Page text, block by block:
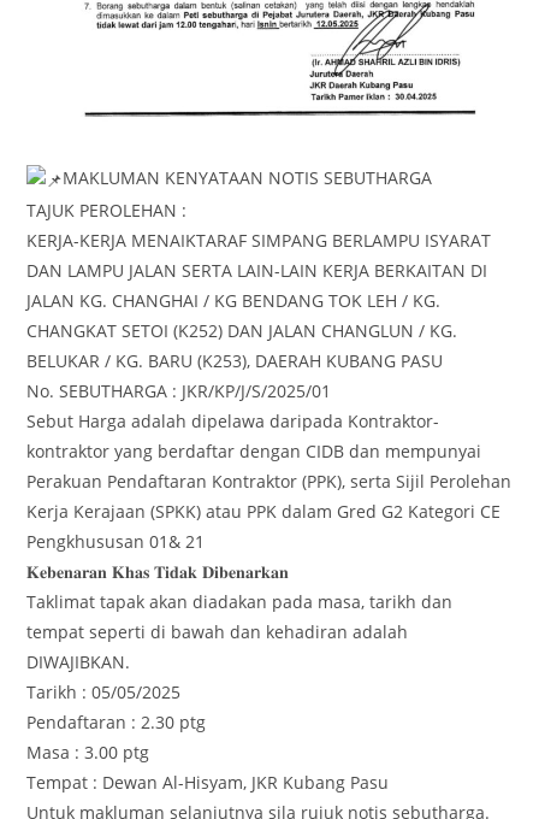
MAKLUMAN KENYATAAN NOTIS SEBUTHARGA
TAJUK PEROLEHAN :
KERJA-KERJA MENAIKTARAF SIMPANG BERLAMPU ISYARAT
DAN LAMPU JALAN SERTA LAIN-LAIN KERJA BERKAITAN DI
JALAN KG. CHANGHAI / KG BENDANG TOK LEH / KG.
CHANGKAT SETOI (K252) DAN JALAN CHANGLUN / KG.
BELUKAR / KG. BARU (K253), DAERAH KUBANG PASU
No. SEBUTHARGA : JKR/KP/J/S/2025/01
Sebut Harga adalah dipelawa daripada Kontraktor-
kontraktor yang berdaftar dengan CIDB dan mempunyai
Perakuan Pendaftaran Kontraktor (PPK), serta Sijil Perolehan
Kerja Kerajaan (SPKK) atau PPK dalam Gred G2 Kategori CE
Pengkhususan 01& 21
𝐊𝐞𝐛𝐞𝐧𝐚𝐫𝐚𝐧 𝐊𝐡𝐚𝐬 𝐓𝐢𝐝𝐚𝐤 𝐃𝐢𝐛𝐞𝐧𝐚𝐫𝐤𝐚𝐧
Taklimat tapak akan diadakan pada masa, tarikh dan
tempat seperti di bawah dan kehadiran adalah
DIWAJIBKAN.
Tarikh : 05/05/2025
Pendaftaran : 2.30 ptg
Masa : 3.00 ptg
Tempat : Dewan Al-Hisyam, JKR Kubang Pasu
Untuk makluman selanjutnya sila rujuk notis sebutharga.